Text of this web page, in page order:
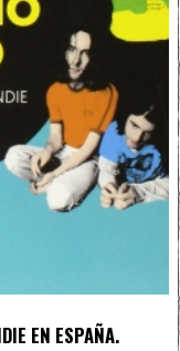
EN ESPAÑA.